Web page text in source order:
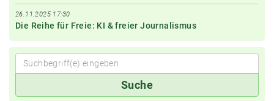
26.11.2025 17:30
Die Reihe für Freie: KI & freier Journalismus
Suche